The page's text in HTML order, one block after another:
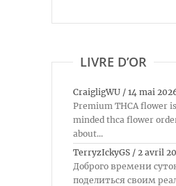
LIVRE D’OR
CraigligWU / 14 mai
Premium THCA flower
minded thca flower
about...
TerryzIckyGS / 2 avril
Доброго времени
поделиться своим